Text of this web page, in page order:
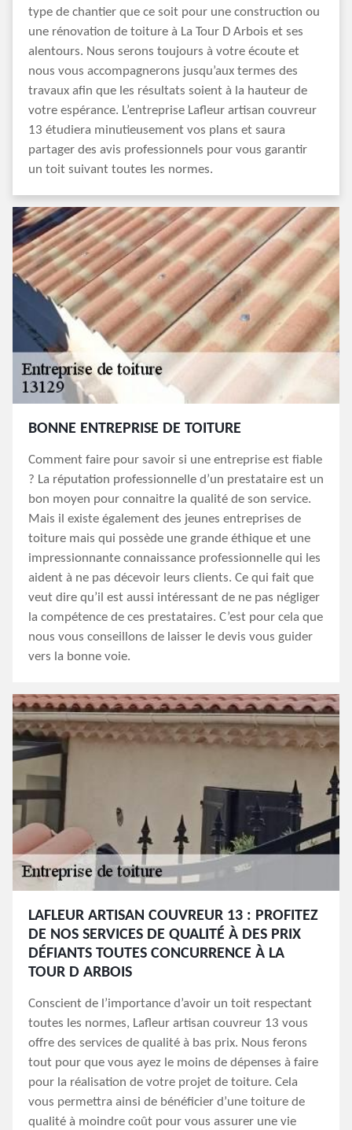
type de chantier que ce soit pour une construction ou
une rénovation de toiture à La Tour D Arbois et ses
alentours. Nous serons toujours à votre écoute et
nous vous accompagnerons jusqu’aux termes des
travaux afin que les résultats soient à la hauteur de
votre espérance. L’entreprise Lafleur artisan couvreur
13 étudiera minutieusement vos plans et saura
partager des avis professionnels pour vous garantir
un toit suivant toutes les normes.
BONNE ENTREPRISE DE TOITURE
Comment faire pour savoir si une entreprise est fiable
? La réputation professionnelle d’un prestataire est un
bon moyen pour connaitre la qualité de son service.
Mais il existe également des jeunes entreprises de
toiture mais qui possède une grande éthique et une
impressionnante connaissance professionnelle qui les
aident à ne pas décevoir leurs clients. Ce qui fait que
veut dire qu’il est aussi intéressant de ne pas négliger
la compétence de ces prestataires. C’est pour cela que
nous vous conseillons de laisser le devis vous guider
vers la bonne voie.
LAFLEUR ARTISAN COUVREUR 13 : PROFITEZ
DE NOS SERVICES DE QUALITÉ À DES PRIX
DÉFIANTS TOUTES CONCURRENCE À LA
TOUR D ARBOIS
Conscient de l’importance d’avoir un toit respectant
toutes les normes, Lafleur artisan couvreur 13 vous
offre des services de qualité à bas prix. Nous ferons
tout pour que vous ayez le moins de dépenses à faire
pour la réalisation de votre projet de toiture. Cela
vous permettra ainsi de bénéficier d’une toiture de
qualité à moindre coût pour vous assurer une vie